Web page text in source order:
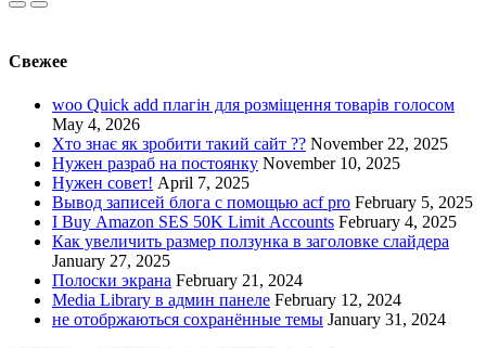
Свежее
woo Quick add плагін для розміщення товарів голосом
May 4, 2026
Хто знає як зробити такий сайт ?? November 22, 2025
Нужен разраб на постоянку November 10, 2025
Нужен совет! April 7, 2025
Вывод записей блога с помощью acf pro February 5, 2025
I Buy Amazon SES 50K Limit Accounts February 4, 2025
Как увеличить размер ползунка в заголовке слайдера
January 27, 2025
Полоски экрана February 21, 2024
Media Library в админ панеле February 12, 2024
не отобржаються сохранённые темы January 31, 2024